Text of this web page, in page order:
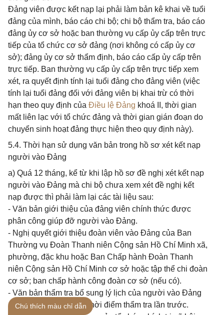
Đảng viên được kết nạp lại phải làm bản kê khai về tuổi
đảng của mình, báo cáo chi bộ; chi bộ thẩm tra, báo cáo
đảng ủy cơ sở hoặc ban thường vụ cấp ủy cấp trên trực
tiếp của tổ chức cơ sở đảng (nơi không có cấp ủy cơ
sở); đảng ủy cơ sở thẩm định, báo cáo cấp ủy cấp trên
trực tiếp. Ban thường vụ cấp ủy cấp trên trực tiếp xem
xét, ra quyết định tính lại tuổi đảng cho đảng viên (việc
tính lại tuổi đảng đối với đảng viên bị khai trừ có thời
hạn theo quy định của Điều lệ Đảng khoá II, thời gian
mất liên lạc với tổ chức đảng và thời gian gián đoạn do
chuyển sinh hoạt đảng thực hiện theo quy định này).
5.4. Thời hạn sử dụng văn bản trong hồ sơ xét kết nạp
người vào Đảng
a) Quá 12 tháng, kể từ khi lập hồ sơ đề nghị xét kết nạp
người vào Đảng mà chi bộ chưa xem xét đề nghị kết
nạp được thì phải làm lại các tài liệu sau:
- Văn bản giới thiệu của đảng viên chính thức được
phân công giúp đỡ người vào Đảng.
- Nghị quyết giới thiệu đoàn viên vào Đảng của Ban
Thường vụ Đoàn Thanh niên Cộng sản Hồ Chí Minh xã,
phường, đặc khu hoặc Ban Chấp hành Đoàn Thanh
niên Cộng sản Hồ Chí Minh cơ sở hoặc tập thể chi đoàn
cơ sở; ban chấp hành công đoàn cơ sở (nếu có).
- Văn bản thẩm tra bổ sung lý lịch của người vào Đảng
nếu có thay đổi so với thời điểm thẩm tra lần trước.
Chú thích màu chỉ dẫn